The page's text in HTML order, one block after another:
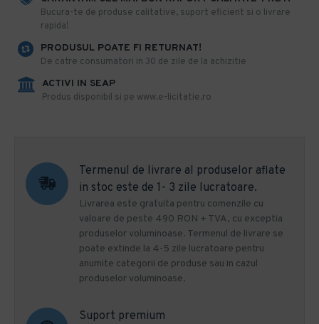
​Bucura-te de produse calitative, suport eficient si o livrare
rapida!
PRODUSUL POATE FI RETURNAT!
De catre consumatori in 30 de zile de la achizitie
ACTIVI IN SEAP
Produs disponibil si pe www.e-licitatie.ro
Termenul de livrare al produselor aflate
in stoc este de 1- 3 zile lucratoare.
Livrarea este gratuita pentru comenzile cu
valoare de peste 490 RON + TVA, cu exceptia
produselor voluminoase. Termenul de livrare se
poate extinde la 4-5 zile lucratoare pentru
anumite categorii de produse sau in cazul
produselor voluminoase.
Suport premium